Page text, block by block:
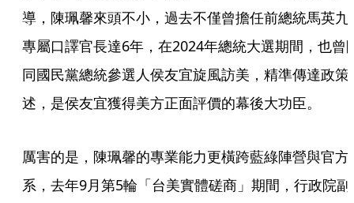
導，陳珮馨來頭不小，過去不僅曾擔任前總統馬英九
專屬口譯官長達6年，在2024年總統大選期間，也曾
同國民黨總統參選人侯友宜旋風訪美，精準傳達政策
述，是侯友宜獲得美方正面評價的幕後大功臣。
厲害的是，陳珮馨的專業能力更橫跨藍綠陣營與官方
系，去年9月第5輪「台美實體磋商」期間，行政院副